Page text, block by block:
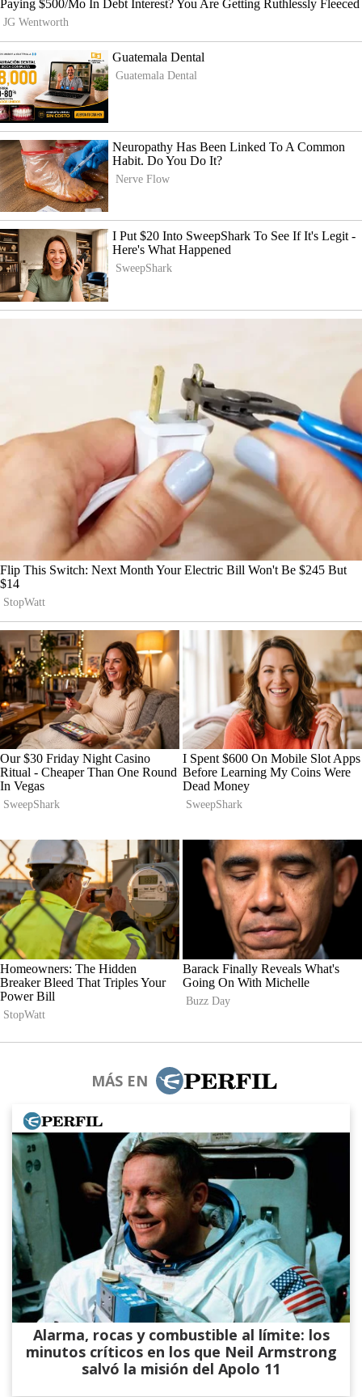
MÁS EN
Alarma, rocas y combustible al límite: los
minutos críticos en los que Neil Armstrong
salvó la misión del Apolo 11